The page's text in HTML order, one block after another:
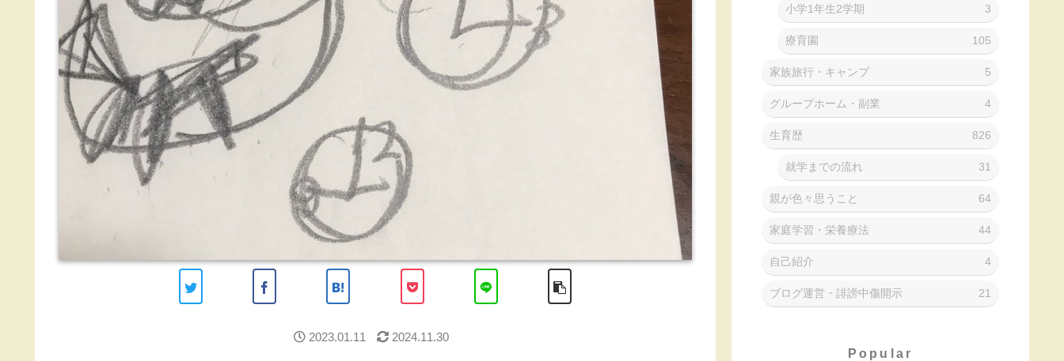
2024.11.30
2023.01.11
小学1年生2学期 3
療育園 105
家族旅行・キャンプ 5
グループホーム・副業 4
生育歴 826
就学までの流れ 31
親が色々思うこと 64
家庭学習・栄養療法 44
自己紹介 4
ブログ運営・誹謗中傷開示 21
Popular